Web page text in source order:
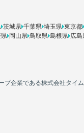
茨城県 千葉県 埼玉県 東京都
岡山県 鳥取県 島根県 広島
企業である株式会社タイム